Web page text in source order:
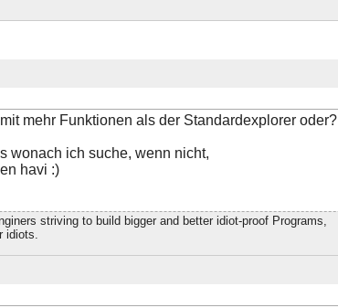
mehr Funktionen als der Standardexplorer oder?
wonach ich suche, wenn nicht,
havi :)
striving to build bigger and better idiot-proof Programs,
idiots.